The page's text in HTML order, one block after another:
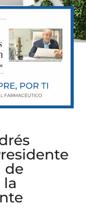
de
la